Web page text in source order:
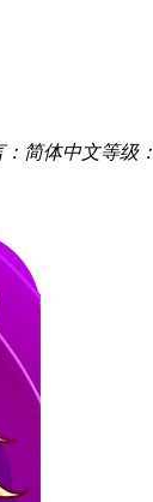
：简体中文等级：